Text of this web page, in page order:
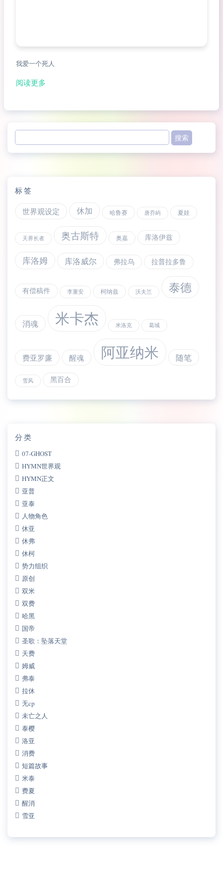
我爱一个死人
阅读更多
标签
世界观设定 休加 哈鲁赛 唐乔屿 夏娃
天界长者 奥古斯特 奥嘉 库洛伊兹
库洛姆 库洛威尔 弗拉乌 拉普拉多鲁
有偿稿件 李重安 柯纳兹 沃夫兰 泰德
消魂 米卡杰 米洛克 葛城
费亚罗廉 醒魂 阿亚纳米 随笔
雪风 黑百合
分类
07-GHOST
HYMN世界观
HYMN正文
亚普
亚泰
人物角色
休亚
休弗
休柯
势力组织
原创
双米
双费
哈黑
国帝
圣歌：坠落天堂
天费
姆威
弗泰
拉休
无cp
未亡之人
泰樱
洛亚
消费
短篇故事
米泰
费夏
醒消
雪亚